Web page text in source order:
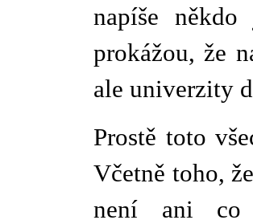
napíše
prokážou, že
ale univerzity
Prostě toto
Včetně toho,
není ani co